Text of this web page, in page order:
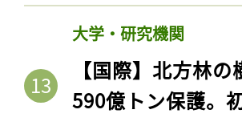
大学・研究機関
【国際】北方林
590億トン保護。